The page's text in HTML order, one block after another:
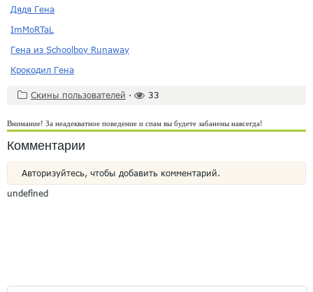
Дядя Гена
ImMoRTaL
Гена из Schoolboy Runaway
Крокодил Гена
Скины пользователей · 33
Внимание! За неадекватное поведение и спам вы будете забанены навсегда!
Комментарии
Авторизуйтесь, чтобы добавить комментарий.
undefined